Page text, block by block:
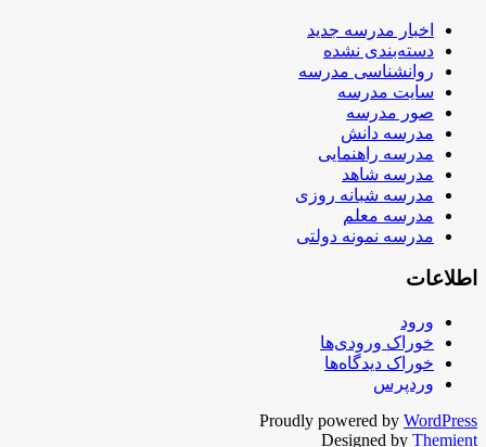
اخبار مدرسه جدید
دسته‌بندی نشده
روانشناسی مدرسه
سایت مدرسه
صور مدرسه
مدرسه دانش
مدرسه راهنمایی
مدرسه شاهد
مدرسه شبانه روزی
مدرسه معلم
مدرسه نمونه دولتی
اطلاعات
ورود
خوراک ورودی‌ها
خوراک دیدگاه‌ها
وردپرس
Proudly powered by WordPress
Designed by Themient